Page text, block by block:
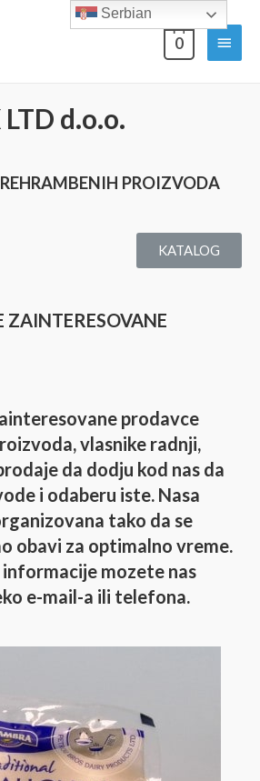
0
d.o.o.
PROIZVODA
KATALOG
ZAINTERESOVANE
prodavce
vlasnike radnji,
da dodju kod nas da
i odaberu iste. Nasa
tako da se
obavi za optimalno vreme.
mozete nas
e-mail-a ili telefona.
Serbian